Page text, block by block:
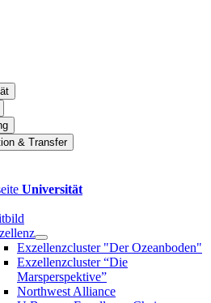
& Transfer
Universität
Exzellenzcluster "Der Ozeanboden"
Exzellenzcluster “Die
Marsperspektive”
Northwest Alliance